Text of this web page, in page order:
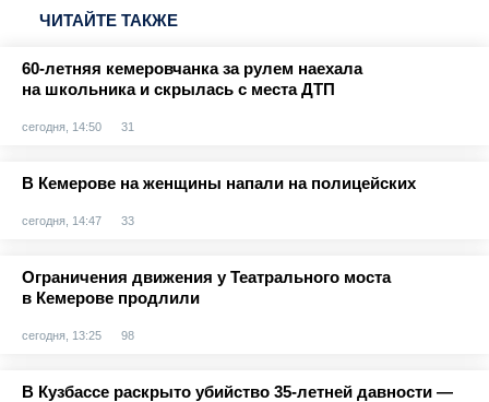
ЧИТАЙТЕ ТАКЖЕ
60-летняя кемеровчанка за рулем наехала
на школьника и скрылась с места ДТП
сегодня, 14:50 31
В Кемерове на женщины напали на полицейских
сегодня, 14:47 33
Ограничения движения у Театрального моста
в Кемерове продлили
сегодня, 13:25 98
В Кузбассе раскрыто убийство 35-летней давности —